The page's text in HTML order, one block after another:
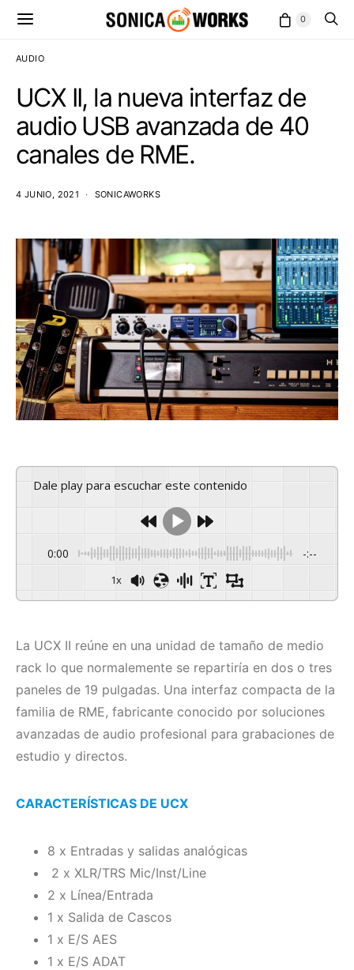
0
AUDIO
UCX II, la nueva interfaz de
audio USB avanzada de 40
canales de RME.
4 JUNIO, 2021 SONICAWORKS
Dale play para escuchar este contenido
0:00 -:--
1x
La UCX II reúne en una unidad de tamaño de medio
rack lo que normalemente se repartiría en dos o tres
paneles de 19 pulgadas. Una interfaz compacta de la
familia de RME, fabricante conocido por soluciones
avanzadas de audio profesional para grabaciones de
estudio y directos.
CARACTERÍSTICAS DE UCX
8 x Entradas y salidas analógicas
2 x XLR/TRS Mic/Inst/Line
2 x Línea/Entrada
1 x Salida de Cascos
1 x E/S AES
1 x E/S ADAT